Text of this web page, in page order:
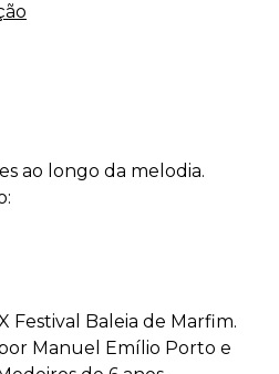
ao longo da melodia.
Festival Baleia de Marfim.
Manuel Emílio Porto e